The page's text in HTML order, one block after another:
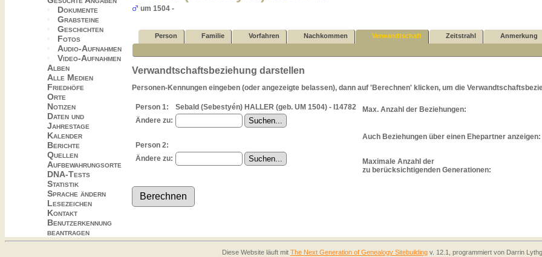
Dokumente
Grabsteine
Geschichten
Fotos
Audio-Aufnahmen
Video-Aufnahmen
Alben
Alle Medien
Friedhöfe
Orte
Notizen
Daten und
Jahrestage
Kalender
Berichte
Quellen
Aufbewahrungsorte
DNA-Tests
Statistik
Sprache ändern
Lesezeichen
Kontakt
Benutzerkennung
beantragen
um 1504 -
Person Familie Vorfahren Nachkommen Verwandtschaft Zeitstrahl Anmerkung
Verwandtschaftsbeziehung darstellen
Personen-Kennungen eingeben (oder angezeigte belassen), dann auf 'Berechnen' klicken, um die
Person 1:
Sebald (Sebestyén) HALLER (geb. UM 1504) - I14782
Ändere zu:
Person 2:
Ändere zu:
Max. Anzahl der Beziehungen:
Auch Beziehungen über einen Ehepartner anzeigen:
Maximale Anzahl der
zu berücksichtigenden Generationen:
Diese Website läuft mit The Next Generation of Genealogy Sitebuildingv. 12.1, programmiert von Darrin